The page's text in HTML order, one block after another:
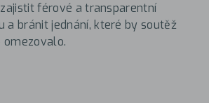
férové a transparentní
a bránit jednání, které by soutěž
omezovalo.